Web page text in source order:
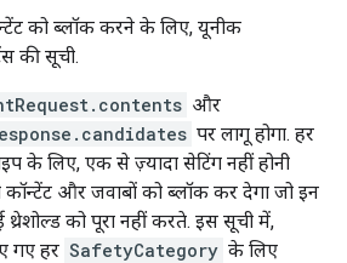
को ब्लॉक करने के लिए, यूनीक
की सूची.
और
पर लागू होगा. हर
के लिए, एक से ज़्यादा सेटिंग नहीं होनी
और जवाबों को ब्लॉक कर देगा जो इन
को पूरा नहीं करते. इस सूची में,
गए हर SafetyCategory के लिए